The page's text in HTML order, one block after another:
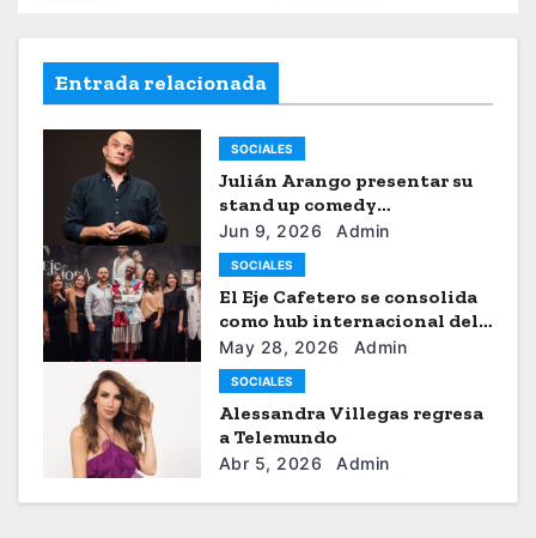
Entrada relacionada
SOCIALES
Julián Arango presentar su
stand up comedy
“Julianchou”
Jun 9, 2026 Admin
SOCIALES
El Eje Cafetero se consolida
como hub internacional del
sistema moda
May 28, 2026 Admin
SOCIALES
Alessandra Villegas regresa
a Telemundo
Abr 5, 2026 Admin